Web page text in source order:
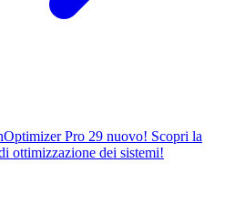
Pro 29 nuovo! Scopri la
ottimizzazione dei sistemi!